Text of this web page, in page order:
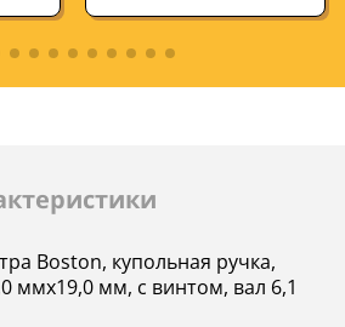
Boston, купольная ручка,
ммx19,0 мм, с винтом, вал 6,1